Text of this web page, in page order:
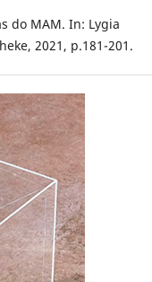
do MAM. In: Lygia
2021, p.181-201.